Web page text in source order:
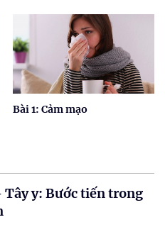
Bài 1: Cảm mạo
y: Bước tiến trong